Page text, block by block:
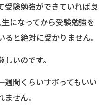
受験勉強ができていれば良
になってから受験勉強を
と絶対に受かりません。
いのです。
週間くらいサボってもいい
せん。